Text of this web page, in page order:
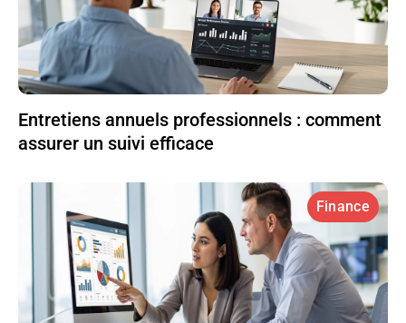
Entretiens annuels professionnels : comment
assurer un suivi efficace
Finance